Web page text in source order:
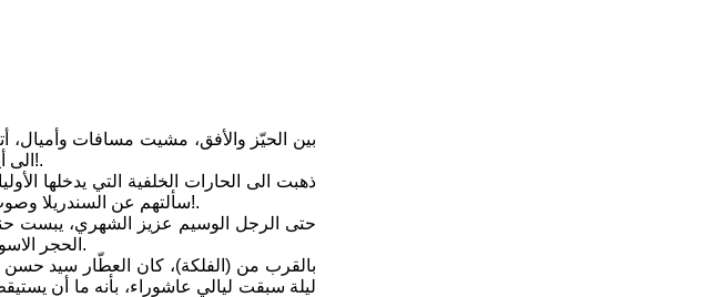
بين الحيّز والأفق، مشيت مسافات وأميال،
الى أين!، وحين ضعت في دوامة الدوران، لجأت الى ذكرياتي التي لولاها لكانت الطريق نحو البلاد مظلمة وموحشة!.
ذهبت الى الحارات الخلفية التي يدخلها
سألتهم عن السندريلا وصوت المطر والابواب المشرعة التي تترعرع وراء ستائرها الاسطورة وتكبر!، فكان الردّ: (دوام الحال من المحال)!.
حتى الرجل الوسيم عزيز الشهري، يبست
الحجر الاسود لعله يحظى بدرهم!. ولا أعرف لماذا كان يشعر بأنه من أقبح الرجال، وأنّ فوزه بأنثى من رابع المستحيلات!؟.
بالقرب من (الفلكة)، كان العطّار سيد حسن
ليلة سبقت ليالي عاشوراء، بأنه ما أن